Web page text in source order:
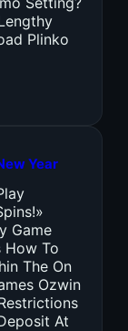
Plinko
Year
Game
How To
The On
Ozwin
At